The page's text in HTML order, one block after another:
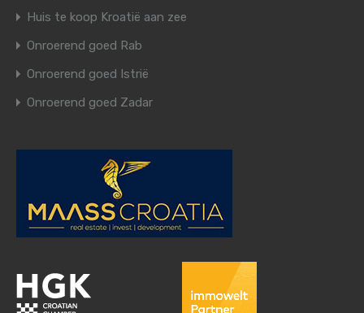
Huis te koop Kroatië aan zee
Onroerend goed Rab
Onroerend goed Istrië
Onroerend goed Zadar